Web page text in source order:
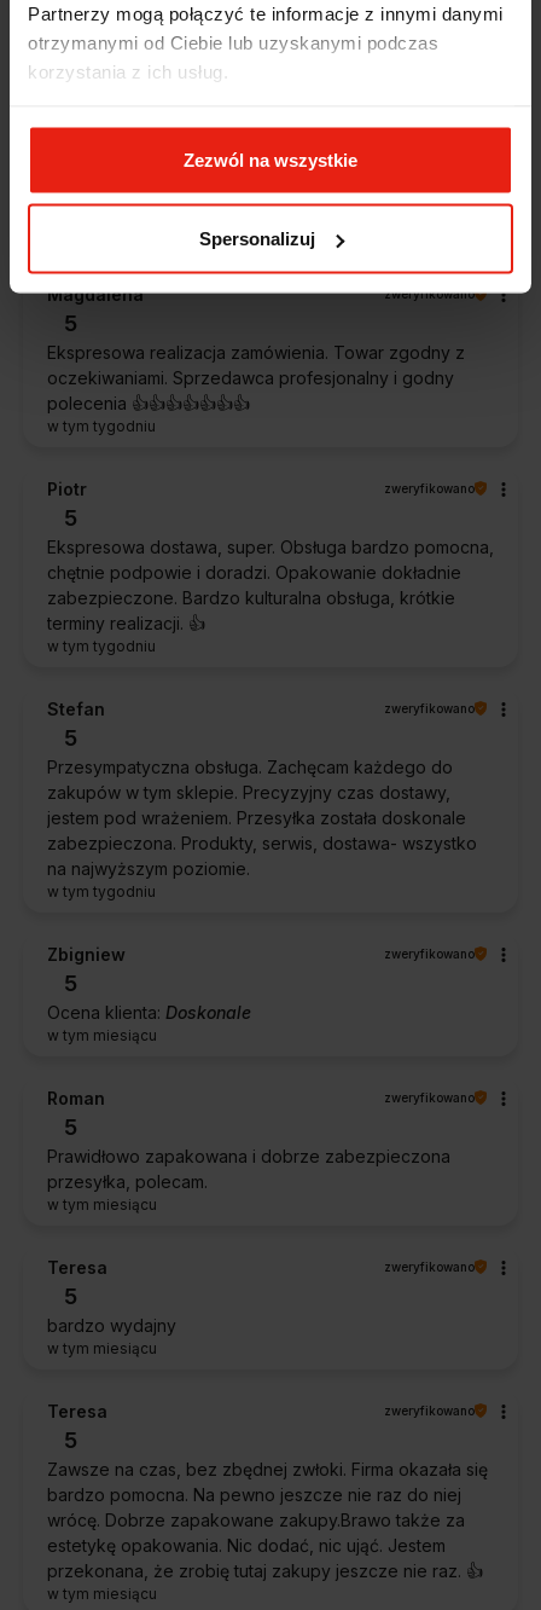
Partnerzy mogą połączyć te informacje z innymi danymi
otrzymanymi od Ciebie lub uzyskanymi podczas
korzystania z ich usług.
Zezwól na wszystkie
Spersonalizuj
w tym tygodniu
Alicja
Jestem zaskoczona, że ta paczka dotarła do mnie tak
szybko. Paczka dotarła cała i zdrowa. Szybko,
klienta.
Magdalena zweryfikowano
5
Ekspresowa realizacja zamówienia. Towar zgodny z
oczekiwaniami. Sprzedawca profesjonalny i godny
polecenia 👍️👍️👍️👍️👍️👍️👍️
w tym tygodniu
Piotr zweryfikowano
5
Ekspresowa dostawa, super. Obsługa bardzo pomocna,
chętnie podpowie i doradzi. Opakowanie dokładnie
zabezpieczone. Bardzo kulturalna obsługa, krótkie
terminy realizacji. 👍️
w tym tygodniu
Stefan zweryfikowano
5
Przesympatyczna obsługa. Zachęcam każdego do
zakupów w tym sklepie. Precyzyjny czas dostawy,
jestem pod wrażeniem. Przesyłka została doskonale
zabezpieczona. Produkty, serwis, dostawa- wszystko
na najwyższym poziomie.
w tym tygodniu
Zbigniew zweryfikowano
5
Ocena klienta: Doskonale
w tym miesiącu
Roman zweryfikowano
5
Prawidłowo zapakowana i dobrze zabezpieczona
przesyłka, polecam.
w tym miesiącu
Teresa zweryfikowano
5
bardzo wydajny
w tym miesiącu
Teresa zweryfikowano
5
Zawsze na czas, bez zbędnej zwłoki. Firma okazała się
bardzo pomocna. Na pewno jeszcze nie raz do niej
wrócę. Dobrze zapakowane zakupy.Brawo także za
estetykę opakowania. Nic dodać, nic ująć. Jestem
przekonana, że zrobię tutaj zakupy jeszcze nie raz. 👍️
w tym miesiącu